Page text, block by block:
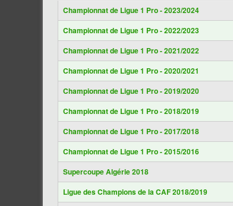
Championnat de Ligue 1 Pro - 2023/2024
Championnat de Ligue 1 Pro - 2022/2023
Championnat de Ligue 1 Pro - 2021/2022
Championnat de Ligue 1 Pro - 2020/2021
Championnat de Ligue 1 Pro - 2019/2020
Championnat de Ligue 1 Pro - 2018/2019
Championnat de Ligue 1 Pro - 2017/2018
Championnat de Ligue 1 Pro - 2015/2016
Supercoupe Algérie 2018
Ligue des Champions de la CAF 2018/2019